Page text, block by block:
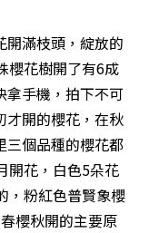
開滿枝頭，綻放的
櫻花樹開了有6成
拿手機，拍下不可
才開的櫻花，在秋
三個品種的櫻花都
開花，白色5朵花
，粉紅色普賢象櫻
櫻秋開的主要原